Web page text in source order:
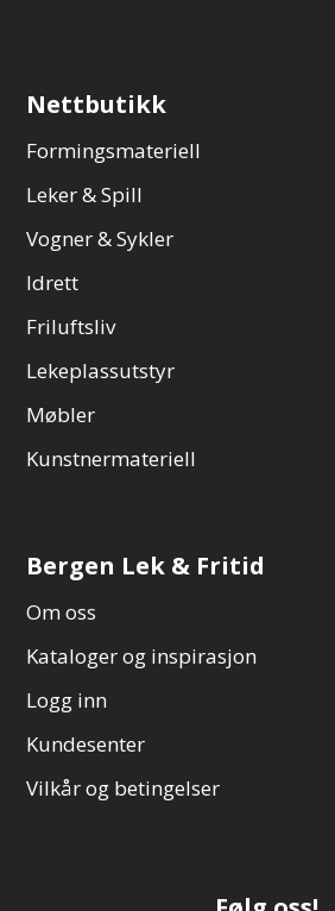
Nettbutikk
Formingsmateriell
Leker & Spill
Vogner & Sykler
Idrett
Friluftsliv
Lekeplassutstyr
Møbler
Kunstnermateriell
Bergen Lek & Fritid
Om oss
Kataloger og inspirasjon
Logg inn
Kundesenter
Vilkår og betingelser